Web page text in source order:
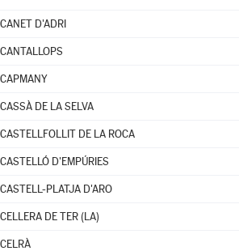
CANET D'ADRI
CANTALLOPS
CAPMANY
CASSÀ DE LA SELVA
CASTELLFOLLIT DE LA ROCA
CASTELLÓ D'EMPÚRIES
CASTELL-PLATJA D'ARO
CELLERA DE TER (LA)
CELRÀ